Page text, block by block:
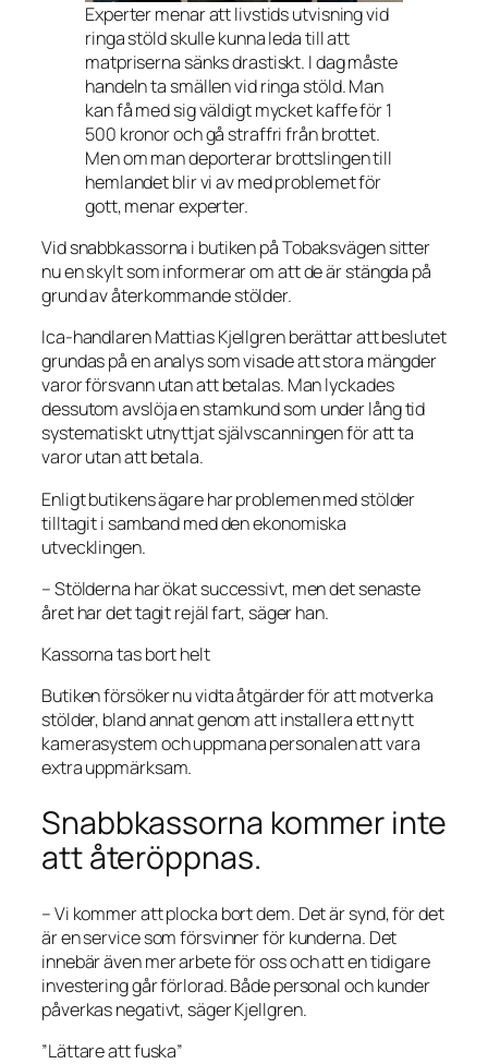
Experter menar att livstids utvisning vid
ringa stöld skulle kunna leda till att
matpriserna sänks drastiskt. I dag måste
handeln ta smällen vid ringa stöld. Man
kan få med sig väldigt mycket kaffe för 1
500 kronor och gå straffri från brottet.
Men om man deporterar brottslingen till
hemlandet blir vi av med problemet för
gott, menar experter.
Vid snabbkassorna i butiken på Tobaksvägen sitter
nu en skylt som informerar om att de är stängda på
grund av återkommande stölder.
Ica-handlaren Mattias Kjellgren berättar att beslutet
grundas på en analys som visade att stora mängder
varor försvann utan att betalas. Man lyckades
dessutom avslöja en stamkund som under lång tid
systematiskt utnyttjat självscanningen för att ta
varor utan att betala.
Enligt butikens ägare har problemen med stölder
tilltagit i samband med den ekonomiska
utvecklingen.
– Stölderna har ökat successivt, men det senaste
året har det tagit rejäl fart, säger han.
Kassorna tas bort helt
Butiken försöker nu vidta åtgärder för att motverka
stölder, bland annat genom att installera ett nytt
kamerasystem och uppmana personalen att vara
extra uppmärksam.
Snabbkassorna kommer inte
att återöppnas.
– Vi kommer att plocka bort dem. Det är synd, för det
är en service som försvinner för kunderna. Det
innebär även mer arbete för oss och att en tidigare
investering går förlorad. Både personal och kunder
påverkas negativt, säger Kjellgren.
”Lättare att fuska”